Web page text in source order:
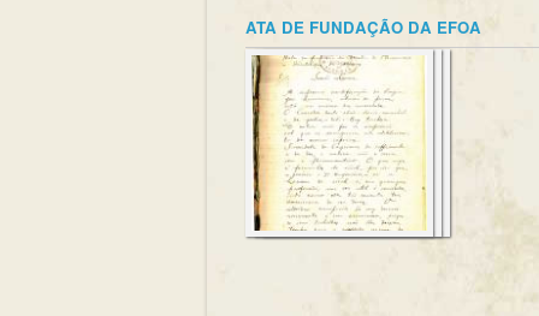
ATA DE FUNDAÇÃO DA EFOA